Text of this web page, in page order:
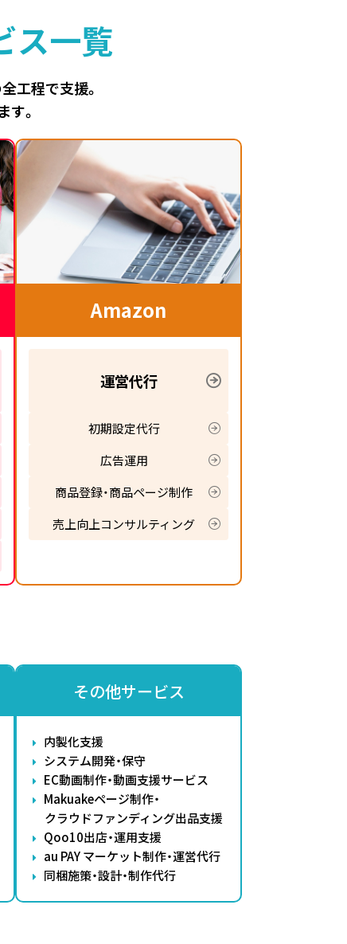
ス一覧
工程で支援。
。
Amazon
運営代行
初期設定代行
広告運用
商品登録・商品ページ制作
売上向上コンサルティング
その他サービス
内製化支援
システム開発・保守
EC動画制作・動画支援サービス
Makuakeページ制作・
クラウドファンディング出品支援
Qoo10出店・運用支援
au PAY マーケット制作・運営代行
同梱施策・設計・制作代行